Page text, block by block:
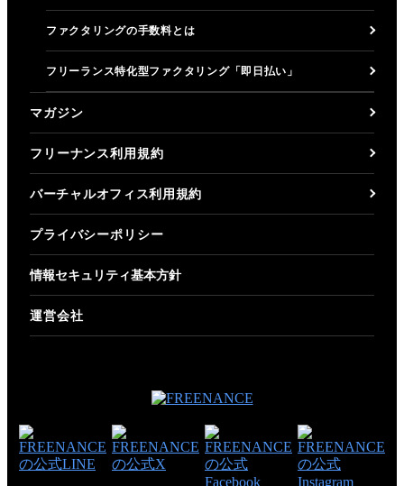
ファクタリングの手数料とは
フリーランス特化型ファクタリング「即日払い」
マガジン
フリーナンス利用規約
バーチャルオフィス利用規約
プライバシーポリシー
情報セキュリティ基本方針
運営会社